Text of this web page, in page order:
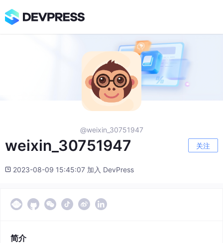
@weixin_30751947
weixin_30751947 关注
2023-08-09 15:45:07 加入 DevPress
简介